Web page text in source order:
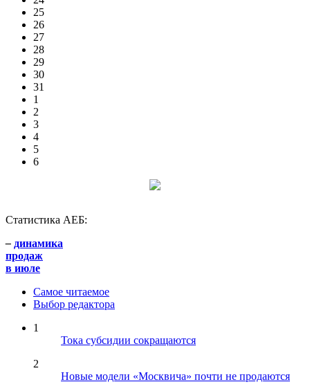
25
26
27
28
29
30
31
1
2
3
4
5
6
Статистика АЕБ:
– динамика
продаж
в июле
Самое читаемое
Выбор редактора
1
Тока субсидии сокращаются
2
Новые модели «Москвича» почти не продаются